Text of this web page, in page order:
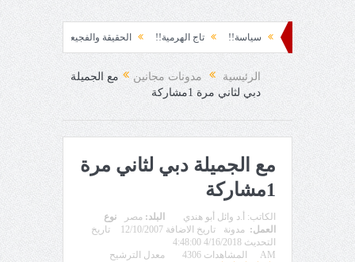
نشوة!! سياسة!! تاج الهرمية!! الحقيقة والفجيعة!! لِقاءُ في المَطَرِ!
المفاجئ!
الرئيسية مدونات مجانين
مع الجميلة
دبي لثاني مرة 1مشاركة
مع الجميلة دبي لثاني مرة
1مشاركة
الكاتب: أ.د وائل أبو هندي البلد: مصر
نوع
العمل: مدونة تاريخ الاضافة 12/10/2007
تاريخ
التحديث 4/16/2018 4:48:00
AM
المشاهدات 4306 معدل الترشيح